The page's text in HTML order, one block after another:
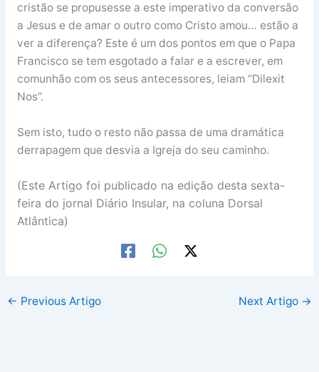
cristão se propusesse a este imperativo da conversão
a Jesus e de amar o outro como Cristo amou… estão a
ver a diferença? Este é um dos pontos em que o Papa
Francisco se tem esgotado a falar e a escrever, em
comunhão com os seus antecessores, leiam “Dilexit
Nos”.
Sem isto, tudo o resto não passa de uma dramática
derrapagem que desvia a Igreja do seu caminho.
(Este Artigo foi publicado na edição desta sexta-
feira do jornal Diário Insular, na coluna Dorsal
Atlântica)
← Previous Artigo Next Artigo →